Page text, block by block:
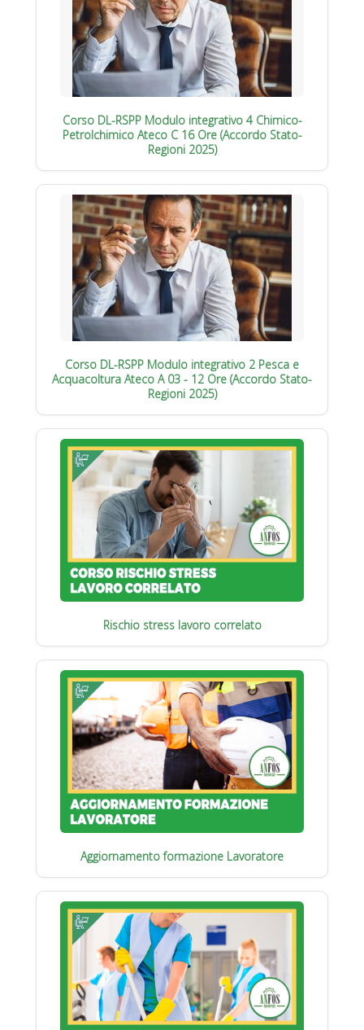
Corso DL-RSPP Modulo integrativo 4 Chimico-
Petrolchimico Ateco C 16 Ore (Accordo Stato-
Regioni 2025)
Corso DL-RSPP Modulo integrativo 2 Pesca e
Acquacoltura Ateco A 03 - 12 Ore (Accordo Stato-
Regioni 2025)
Rischio stress lavoro correlato
Aggiornamento formazione Lavoratore